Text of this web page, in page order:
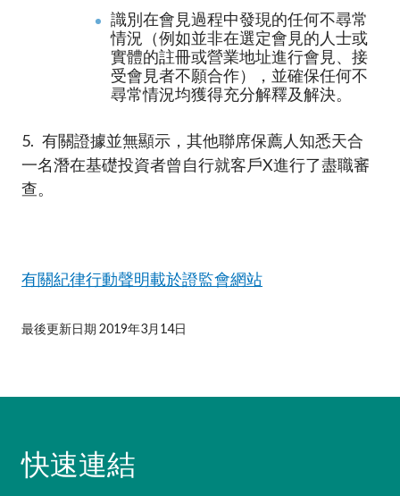
識別在會見過程中發現的任何不尋常
情況（例如並非在選定會見的人士或
實體的註冊或營業地址進行會見、接
受會見者不願合作），並確保任何不
尋常情況均獲得充分解釋及解決。
5. 有關證據並無顯示，其他聯席保薦人知悉天合
一名潛在基礎投資者曾自行就客戶X進行了盡職審
查。
有關紀律行動聲明載於證監會網站
最後更新日期 2019年3月14日
快速連結